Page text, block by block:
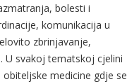
bolesti i
komunikacija u
zbrinjavanje,
U svakoj tematskoj cjelini
medicine gdje se